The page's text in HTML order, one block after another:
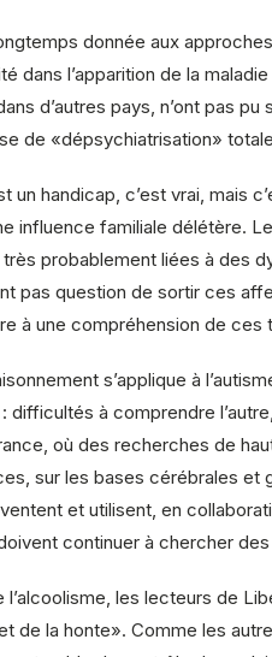
donnée aux
dans l’apparition de la
d’autres pays, n’ont pas
de «dépsychiatrisation»
un handicap, c’est vrai, mais
influence familiale délétère.
probablement liées à des
pas question de sortir ces
à une compréhension de ces
s’applique à
difficultés à comprendre
où des recherches de
sur les bases cérébrales et
et utilisent, en
continuer à chercher
l’alcoolisme, les lecteurs de
de la honte». Comme les